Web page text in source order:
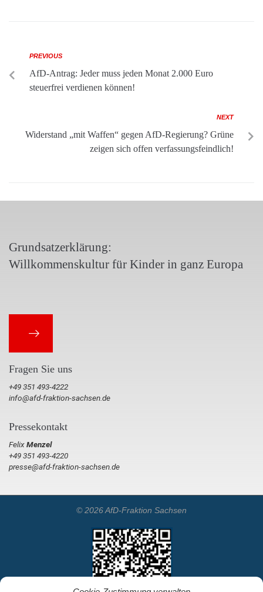
PREVIOUS
AfD-Antrag: Jeder muss jeden Monat 2.000 Euro
steuerfrei verdienen können!
NEXT
Widerstand „mit Waffen“ gegen AfD-Regierung? Grüne
zeigen sich offen verfassungsfeindlich!
Grundsatzerklärung:
Willkommenskultur für Kinder in ganz Europa
Fragen Sie uns
+49 351 493-4222
info@afd-fraktion-sachsen.de
Pressekontakt
FelixMenzel
+49 351 493-4220
presse@afd-fraktion-sachsen.de
© 2026 AfD-Fraktion Sachsen